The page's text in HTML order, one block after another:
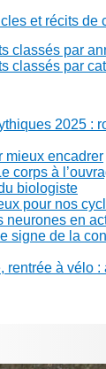
et récits de
classés par
classés par
2025 :
mieux encadrer
corps à
biologiste
pour nos
neurones en
signe de la
rentrée à vélo :